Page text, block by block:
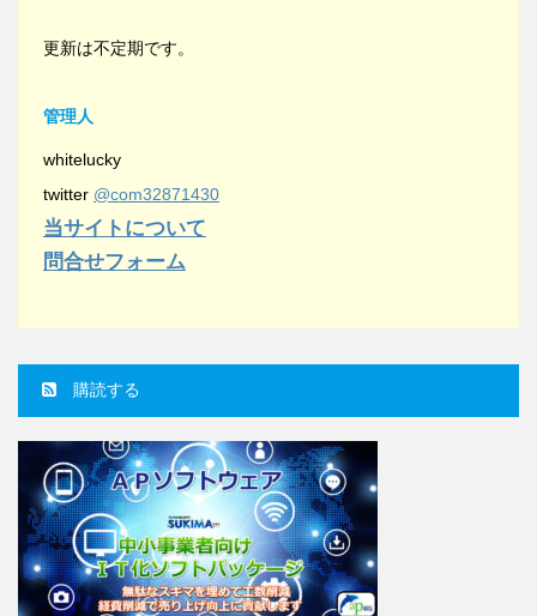
更新は不定期です。
管理人
whitelucky
twitter @com32871430
当サイトについて
問合せフォーム
購読する